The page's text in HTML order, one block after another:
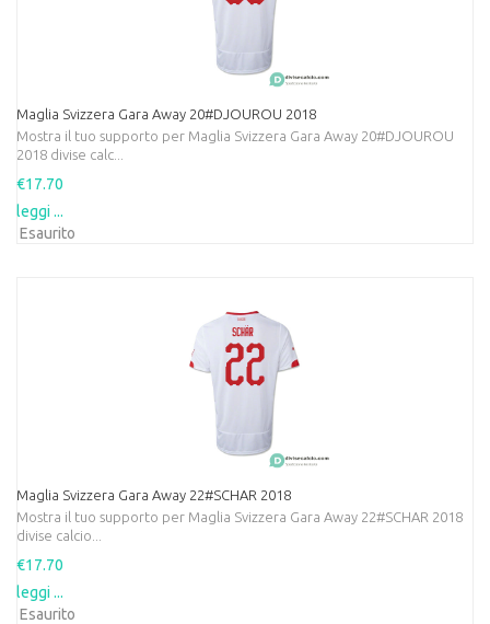
Maglia Svizzera Gara Away 20#DJOUROU 2018
Mostra il tuo supporto per Maglia Svizzera Gara Away 20#DJOUROU
2018 divise calc...
€17.70
leggi ...
Esaurito
Maglia Svizzera Gara Away 22#SCHAR 2018
Mostra il tuo supporto per Maglia Svizzera Gara Away 22#SCHAR 2018
divise calcio...
€17.70
leggi ...
Esaurito